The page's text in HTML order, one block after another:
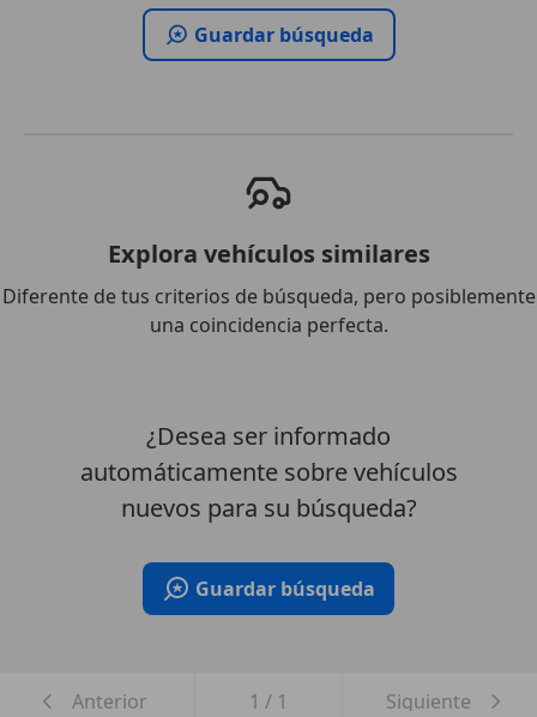
Guardar búsqueda
Explora vehículos similares
Diferente de tus criterios de búsqueda, pero posiblemente
una coincidencia perfecta.
¿Desea ser informado
automáticamente sobre vehículos
nuevos para su búsqueda?
Guardar búsqueda
Anterior 1 / 1 Siguiente